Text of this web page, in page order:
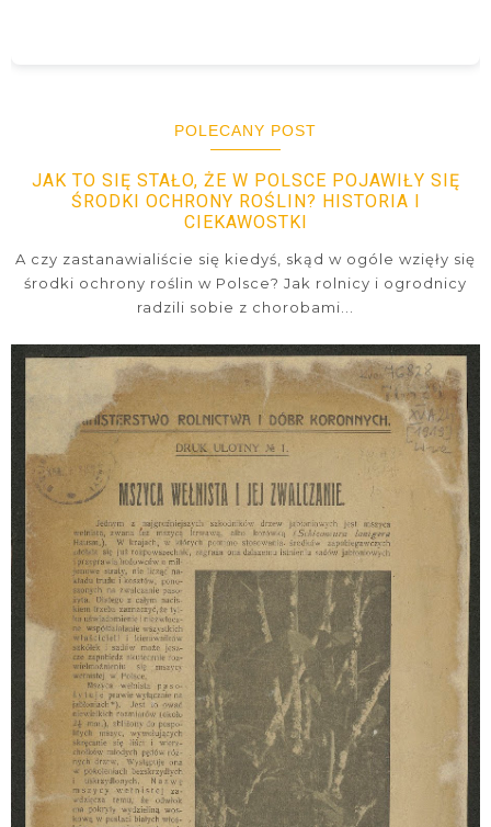
POLECANY POST
JAK TO SIĘ STAŁO, ŻE W POLSCE POJAWIŁY SIĘ
ŚRODKI OCHRONY ROŚLIN? HISTORIA I
CIEKAWOSTKI
A czy zastanawialiście się kiedyś, skąd w ogóle wzięły się
środki ochrony roślin w Polsce? Jak rolnicy i ogrodnicy
radzili sobie z chorobami...